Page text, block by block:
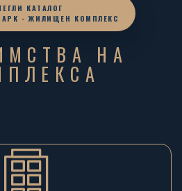
КАТАЛОГ
- ЖИЛИЩЕН КОМПЛЕКС
НА